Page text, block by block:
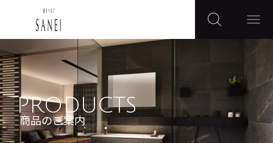
PRODUCTS
商品のご案内